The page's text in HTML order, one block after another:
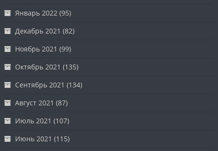
Январь 2022 (95)
Декабрь 2021 (82)
Ноябрь 2021 (99)
Октябрь 2021 (135)
Сентябрь 2021 (134)
Август 2021 (87)
Июль 2021 (107)
Июнь 2021 (115)